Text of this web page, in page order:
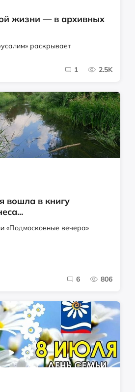
жизни — в архивных
раскрывает
1 2.5K
вошла в книгу
«Подмосковные вечера»
6 806